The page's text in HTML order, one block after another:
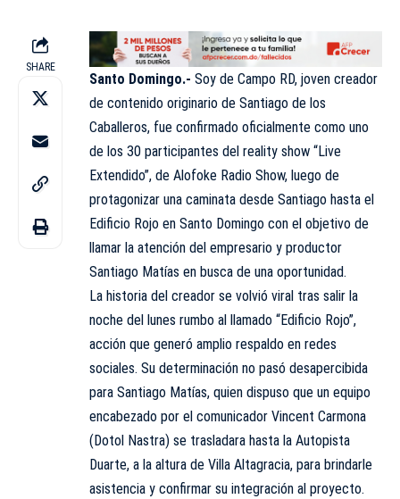
SHARE
Santo Domingo.- Soy de Campo RD, joven creador
de contenido originario de Santiago de los
Caballeros, fue confirmado oficialmente como uno
de los 30 participantes del reality show “Live
Extendido”, de Alofoke Radio Show, luego de
protagonizar una caminata desde Santiago hasta el
Edificio Rojo en Santo Domingo con el objetivo de
llamar la atención del empresario y productor
Santiago Matías en busca de una oportunidad.
La historia del creador se volvió viral tras salir la
noche del lunes rumbo al llamado “Edificio Rojo”,
acción que generó amplio respaldo en redes
sociales. Su determinación no pasó desapercibida
para Santiago Matías, quien dispuso que un equipo
encabezado por el comunicador Vincent Carmona
(Dotol Nastra) se trasladara hasta la Autopista
Duarte, a la altura de Villa Altagracia, para brindarle
asistencia y confirmar su integración al proyecto.